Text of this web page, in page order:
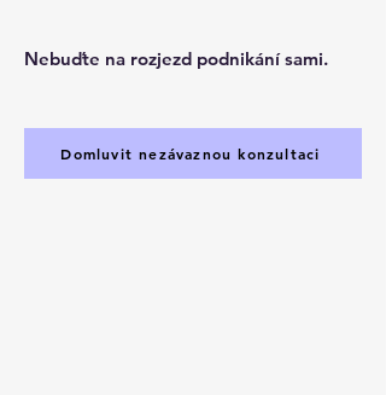
Nebuďte na rozjezd podnikání sami.
Domluvit nezávaznou konzultaci